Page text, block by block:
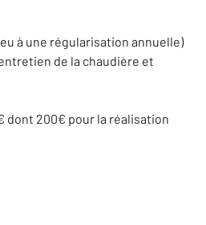
à une régularisation annuelle)
de la chaudière et
dont 200€ pour la réalisation